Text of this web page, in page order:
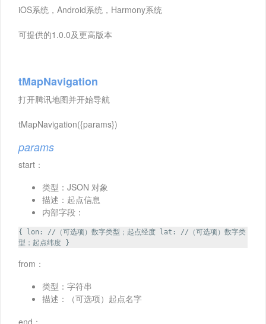
iOS系统，Android系统，Harmony系统
可提供的1.0.0及更高版本
tMapNavigation
打开腾讯地图并开始导航
tMapNavigation({params})
params
start：
类型：JSON 对象
描述：起点信息
内部字段：
{ lon: //（可选项）数字类型；起点经度 lat: //（可选项）数字类
型；起点纬度 }
from：
类型：字符串
描述：（可选项）起点名字